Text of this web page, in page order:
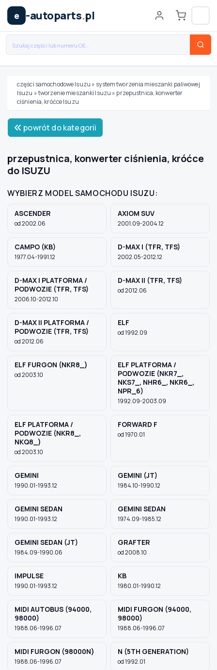
e -autoparts.pl
Wybierz swój pojazd
MARKA
MODEL
TYP / SILNIK
Szukaj pasujących części
części samochodowe Isuzu » system tworzenia mieszanki paliwowej
Isuzu »tworzenie mieszanki Isuzu » przepustnica, konwerter
ciśnienia, króćce Isuzu
powrót do kategorii
przepustnica, konwerter ciśnienia, króćce
do ISUZU
WYBIERZ MODEL SAMOCHODU ISUZU:
ASCENDER
od 2002.06
AXIOM SUV
2001.09-2004.12
CAMPO (KB)
1977.04-1991.12
D-MAX I (TFR, TFS)
2002.05-2012.12
D-MAX I PLATFORMA /
PODWOZIE (TFR, TFS)
2006.10-2012.10
D-MAX II (TFR, TFS)
od 2012.06
D-MAX II PLATFORMA /
PODWOZIE (TFR, TFS)
od 2012.06
ELF
od 1992.09
ELF FURGON (NKR8_)
od 2003.10
ELF PLATFORMA /
PODWOZIE (NKR7_,
NKS7_, NHR6_, NKR6_,
NPR_6)
1992.09-2003.09
ELF PLATFORMA /
PODWOZIE (NKR8_,
NKQ8_)
od 2003.10
FORWARD F
od 1970.01
GEMINI
1990.01-1993.12
GEMINI (JT)
1984.10-1990.12
GEMINI SEDAN
1990.01-1993.12
GEMINI SEDAN
1974.09-1985.12
GEMINI SEDAN (JT)
1984.09-1990.06
GRAFTER
od 2008.10
IMPULSE
1990.01-1993.12
KB
1980.01-1990.12
MIDI AUTOBUS (94000,
98000)
1988.06-1996.07
MIDI FURGON (94000,
98000)
1988.06-1996.07
MIDI FURGON (98000N)
1988.06-1996.07
N (5TH GENERATION)
od 1992.01